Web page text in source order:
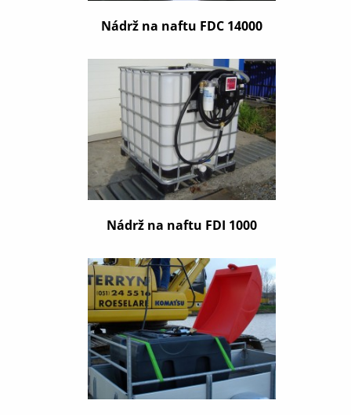
Nádrž na naftu FDC 14000
Nádrž na naftu FDI 1000